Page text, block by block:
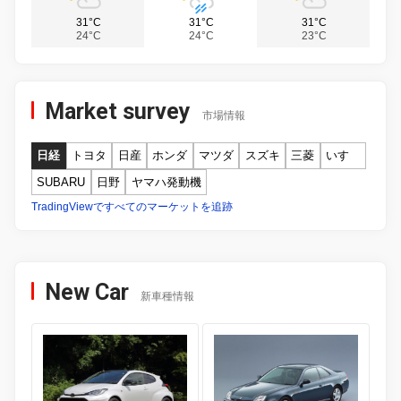
31°C
24°C
31°C
24°C
31°C
23°C
Market survey 市場情報
日経 トヨタ 日産 ホンダ マツダ スズキ 三菱
いすゞ
SUBARU
日野 ヤマハ発動機
TradingViewですべてのマーケットを追跡
New Car 新車種情報